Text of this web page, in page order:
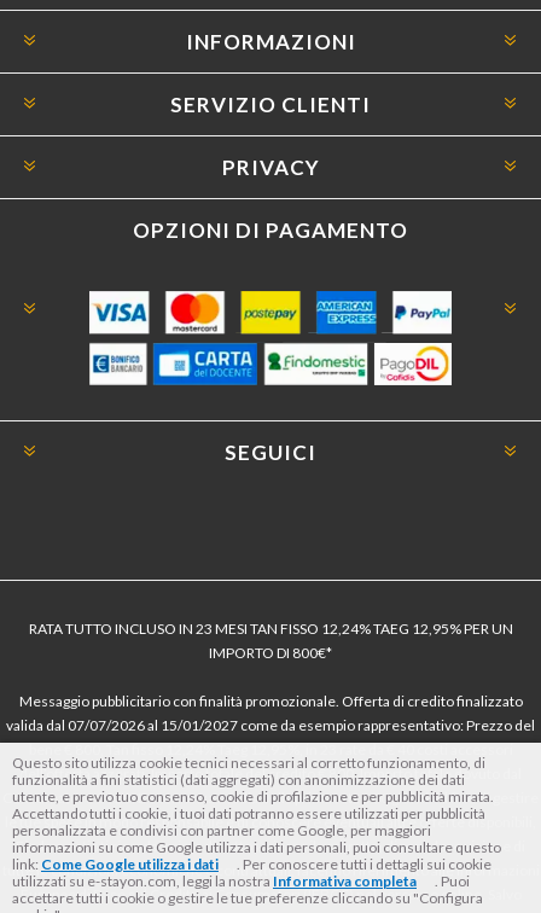
INFORMAZIONI
SERVIZIO CLIENTI
PRIVACY
OPZIONI DI PAGAMENTO
SEGUICI
RATA TUTTO INCLUSO IN 23 MESI TAN FISSO 12,24% TAEG 12,95% PER UN
IMPORTO DI 800€*
Messaggio pubblicitario con finalità promozionale. Offerta di credito finalizzato
valida dal 07/07/2026 al 15/01/2027 come da esempio rappresentativo: Prezzo del
bene € 800, Tan fisso 12,24% Taeg 12,95%, in 23 rate da € 40 costi accessori
dell’offerta azzerati. Importo totale del credito € 800. Importo totale dovuto dal
Consumatore € 920. Decorrenza media della prima rata a 90 giorni. Al fine di gestire
le tue spese in modo responsabile e di conoscere eventuali altre offerte disponibili,
Findomestic ti ricorda, prima di sottoscrivere il contratto, di prendere visione di
tutte le condizioni economiche e contrattuali, facendo riferimento alle Informazioni
Europee di Base sul Credito ai Consumatori (IEBCC) nel percorso online. Salvo
Questo sito utilizza cookie tecnici necessari al corretto funzionamento, di
funzionalità a fini statistici (dati aggregati) con anonimizzazione dei dati
utente, e previo tuo consenso, cookie di profilazione e per pubblicità mirata.
Accettando tutti i cookie, i tuoi dati potranno essere utilizzati per pubblicità
personalizzata e condivisi con partner come Google, per maggiori
informazioni su come Google utilizza i dati personali, puoi consultare questo
link: Come Google utilizza i dati
. Per conoscere tutti i dettagli sui cookie
utilizzati su e-stayon.com, leggi la nostra Informativa completa
. Puoi
accettare tutti i cookie o gestire le tue preferenze cliccando su "Configura